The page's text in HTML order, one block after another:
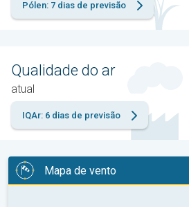
Pólen: 7 dias de previsão
Qualidade do ar
atual
IQAr: 6 dias de previsão
Mapa de vento